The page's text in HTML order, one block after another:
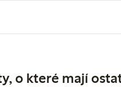
o které mají